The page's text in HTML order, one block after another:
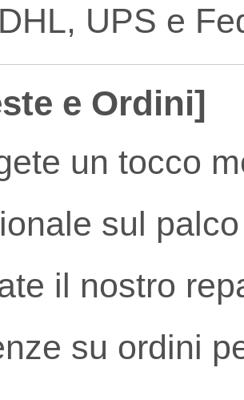
UPS e
e Ordini]
un tocco
sul
il nostro
su ordini